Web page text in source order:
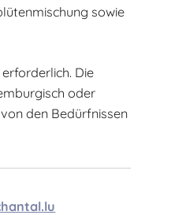
sowie
Die
oder
den Bedürfnissen